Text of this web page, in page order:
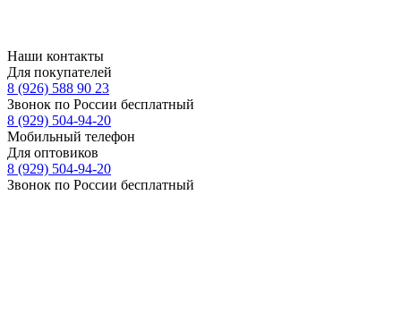
Наши контакты
Для покупателей
8 (926) 588 90 23
Звонок по России бесплатный
8 (929) 504-94-20
Мобильный телефон
Для оптовиков
8 (929) 504-94-20
Звонок по России бесплатный